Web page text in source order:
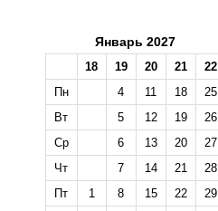
Январь 2027
18 19 20 21
22
Пн
4 11 18
25
Вт
5 12 19
26
Ср
6 13 20
27
Чт
7 14 21
28
Пт
1 8 15 22
29